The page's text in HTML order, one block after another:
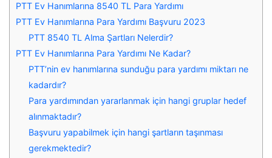
PTT Ev Hanımlarına 8540 TL Para Yardımı
PTT Ev Hanımlarına Para Yardımı Başvuru 2023
PTT 8540 TL Alma Şartları Nelerdir?
PTT Ev Hanımlarına Para Yardımı Ne Kadar?
PTT’nin ev hanımlarına sunduğu para yardımı miktarı ne
kadardır?
Para yardımından yararlanmak için hangi gruplar hedef
alınmaktadır?
Başvuru yapabilmek için hangi şartların taşınması
gerekmektedir?